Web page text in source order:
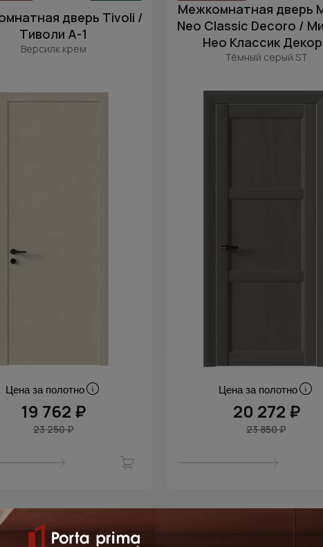
дверь Tivoli /
Тиволи А-1
Версилк крем
Цена за полотно
19 762 ₽
23 250 ₽
Межкомнатная дверь
Neo Classic Decoro /
Нео Классик
Тёмный серый ST
Цена за полотно
20 272 ₽
23 850 ₽
дверь Siena